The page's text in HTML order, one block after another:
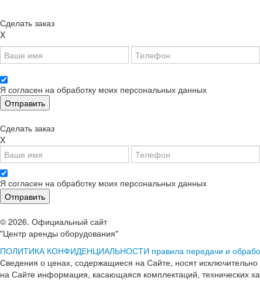
Сделать заказ
X
Я согласен на обработку моих персональных данных
Сделать заказ
X
Я согласен на обработку моих персональных данных
© 2026. Официальный сайт
"Центр аренды оборудования"
ПОЛИТИКА КОНФИДЕНЦИАЛЬНОСТИ правила передачи и
Сведения о ценах, содержащиеся на Сайте, носят
на Сайте информация, касающаяся комплектаций, технических